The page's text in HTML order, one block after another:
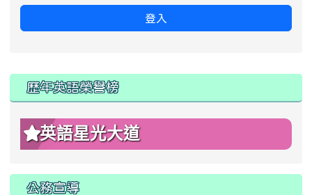
登入
歷年英語榮譽榜
英語星光大道
公務宣導